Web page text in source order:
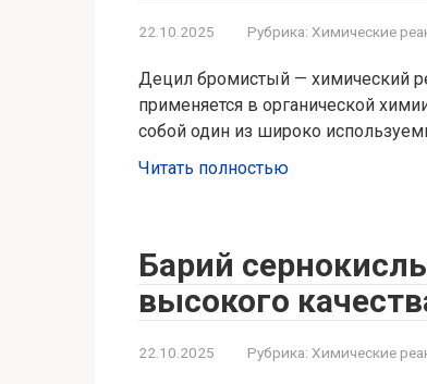
22.10.2025 Рубрика: Химические
Децил бромистый — химический
применяется в органической
собой один из широко
Читать полностью
Барий
высокого
22.10.2025 Рубрика: Химические